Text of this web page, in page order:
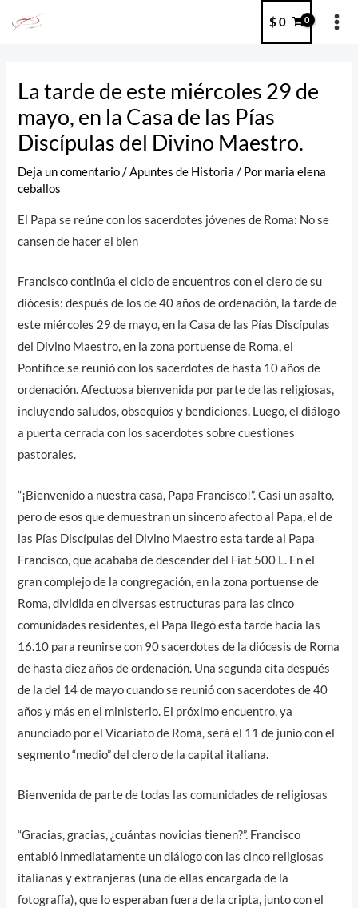
$ 0
La tarde de este miércoles 29 de
mayo, en la Casa de las Pías
Discípulas del Divino Maestro.
Deja un comentario /Apuntes de Historia / Por maria elena
ceballos
El Papa se reúne con los sacerdotes jóvenes de Roma: No se
cansen de hacer el bien
Francisco continúa el ciclo de encuentros con el clero de su
diócesis: después de los de 40 años de ordenación, la tarde de
este miércoles 29 de mayo, en la Casa de las Pías Discípulas
del Divino Maestro, en la zona portuense de Roma, el
Pontífice se reunió con los sacerdotes de hasta 10 años de
ordenación. Afectuosa bienvenida por parte de las religiosas,
incluyendo saludos, obsequios y bendiciones. Luego, el diálogo
a puerta cerrada con los sacerdotes sobre cuestiones
pastorales.
“¡Bienvenido a nuestra casa, Papa Francisco!”. Casi un asalto,
pero de esos que demuestran un sincero afecto al Papa, el de
las Pías Discípulas del Divino Maestro esta tarde al Papa
Francisco, que acababa de descender del Fiat 500 L. En el
gran complejo de la congregación, en la zona portuense de
Roma, dividida en diversas estructuras para las cinco
comunidades residentes, el Papa llegó esta tarde hacia las
16.10 para reunirse con 90 sacerdotes de la diócesis de Roma
de hasta diez años de ordenación. Una segunda cita después
de la del 14 de mayo cuando se reunió con sacerdotes de 40
años y más en el ministerio. El próximo encuentro, ya
anunciado por el Vicariato de Roma, será el 11 de junio con el
segmento “medio” del clero de la capital italiana.
Bienvenida de parte de todas las comunidades de religiosas
“Gracias, gracias, ¿cuántas novicias tienen?”. Francisco
entabló inmediatamente un diálogo con las cinco religiosas
italianas y extranjeras (una de ellas encargada de la
fotografía), que lo esperaban fuera de la cripta, junto con el